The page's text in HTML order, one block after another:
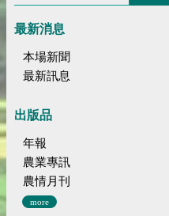
最新消息
本場新聞
最新訊息
出版品
年報
農業專訊
農情月刊
more